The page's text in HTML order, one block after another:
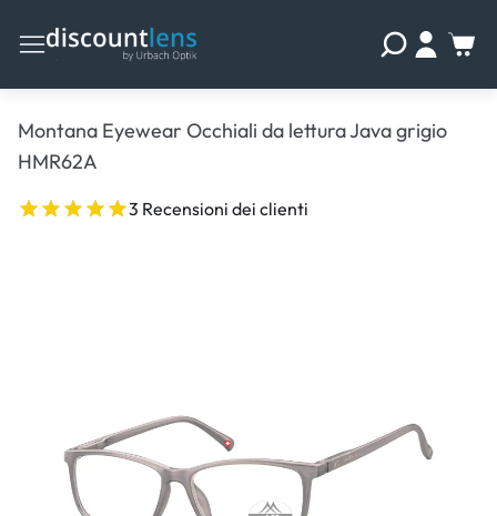
Montana Eyewear Occhiali da lettura Java grigio
HMR62A
3 Recensioni dei clienti